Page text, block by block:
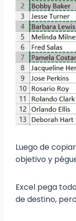
Luego de
objetivo y
Excel pega
de destino,